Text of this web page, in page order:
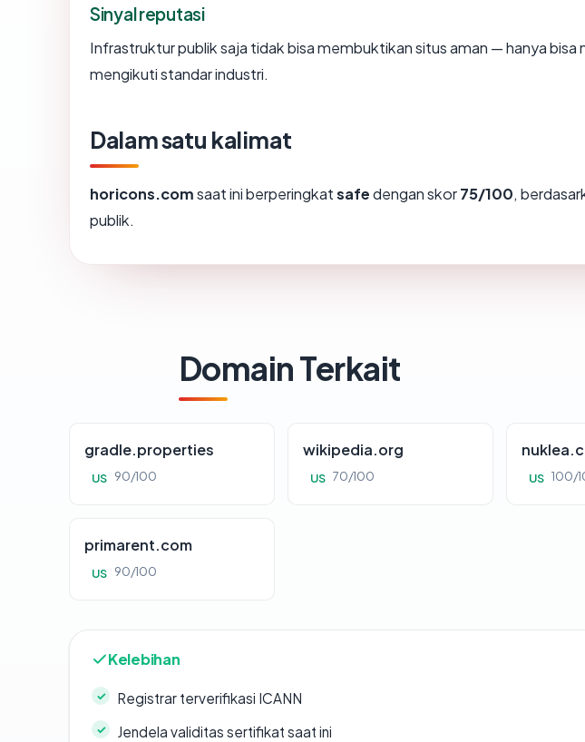
Sinyal reputasi
Infrastruktur publik saja tidak bisa membuktikan situs aman — hanya bisa
mengikuti standar industri.
Dalam satu kalimat
horicons.comsaat ini berperingkatsafedengan skor75/100,
publik.
Domain Terkait
gradle.properties
US 90/100
wikipedia.org
US 70/100 US 100/
primarent.com
US 90/100
Kelebihan
Registrar terverifikasi ICANN
Jendela validitas sertifikat saat ini